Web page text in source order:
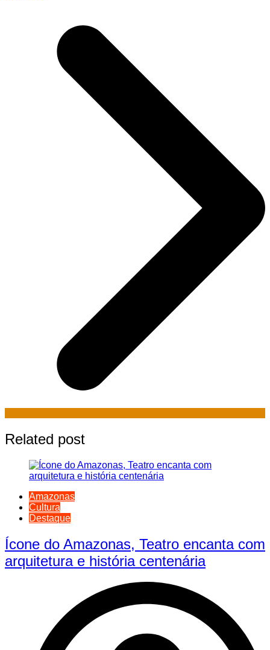
Related post
Amazonas
Cultura
Destaque
Ícone do Amazonas, Teatro encanta com
arquitetura e história centenária